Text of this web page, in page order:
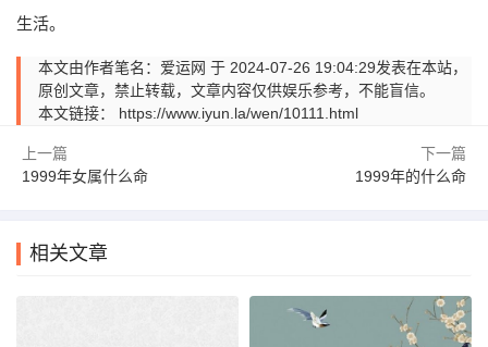
生活。
本文由作者笔名：爱运网 于 2024-07-26 19:04:29发表在本站，
原创文章，禁止转载，文章内容仅供娱乐参考，不能盲信。
本文链接： https://www.iyun.la/wen/10111.html
上一篇
1999年女属什么命
下一篇
1999年的什么命
相关文章